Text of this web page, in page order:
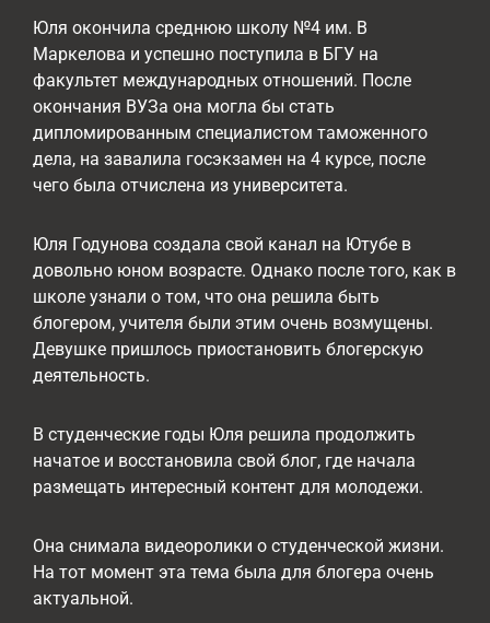
Юля окончила среднюю школу №4 им. В
Маркелова и успешно поступила в БГУ на
факультет международных отношений. После
окончания ВУЗа она могла бы стать
дипломированным специалистом таможенного
дела, на завалила госэкзамен на 4 курсе, после
чего была отчислена из университета.
Юля Годунова создала свой канал на Ютубе в
довольно юном возрасте. Однако после того, как в
школе узнали о том, что она решила быть
блогером, учителя были этим очень возмущены.
Девушке пришлось приостановить блогерскую
деятельность.
В студенческие годы Юля решила продолжить
начатое и восстановила свой блог, где начала
размещать интересный контент для молодежи.
Она снимала видеоролики о студенческой жизни.
На тот момент эта тема была для блогера очень
актуальной.